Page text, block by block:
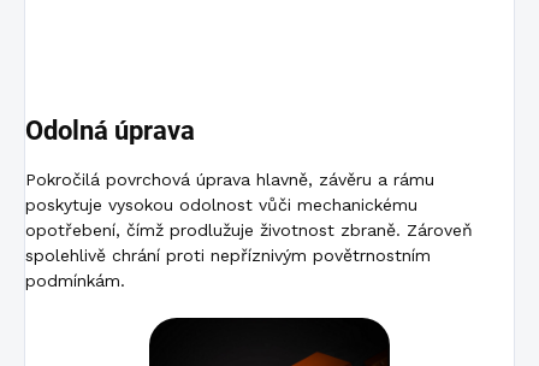
Odolná úprava
Pokročilá povrchová úprava hlavně, závěru a rámu
poskytuje vysokou odolnost vůči mechanickému
opotřebení, čímž prodlužuje životnost zbraně. Zároveň
spolehlivě chrání proti nepříznivým povětrnostním
podmínkám.